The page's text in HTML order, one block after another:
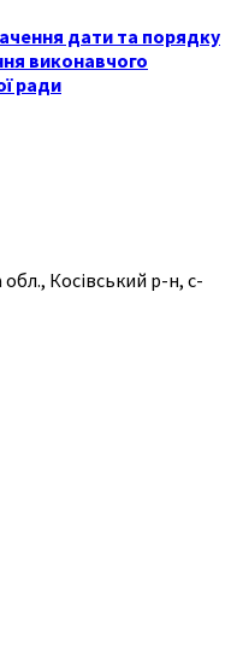
дати та порядку
виконавчого
ради
Косівський р-н, с-